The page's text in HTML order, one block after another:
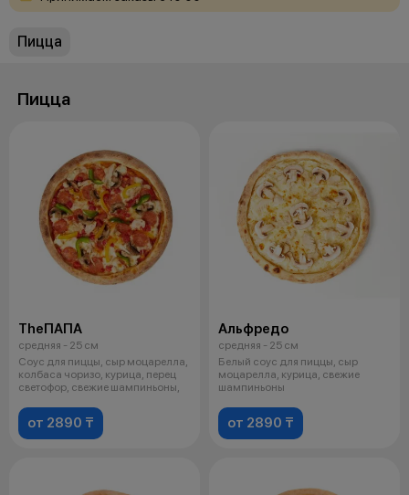
Пицца
Пицца
TheПАПА
средняя - 25 см
Соус для пиццы, сыр моцарелла,
колбаса чоризо, курица, перец
светофор, свежие шампиньоны,
от 2890 ₸
Альфредо
средняя - 25 см
Белый соус для пиццы, сыр
моцарелла, курица, свежие
шампиньоны
от 2890 ₸